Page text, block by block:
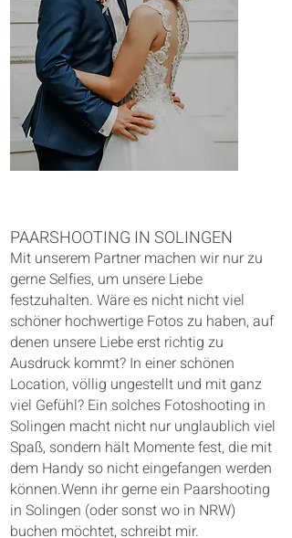
PAARSHOOTING IN SOLINGEN
Mit unserem Partner machen wir nur zu
gerne Selfies, um unsere Liebe
festzuhalten. Wäre es nicht nicht viel
schöner hochwertige Fotos zu haben, auf
denen unsere Liebe erst richtig zu
Ausdruck kommt? In einer schönen
Location, völlig ungestellt und mit ganz
viel Gefühl? Ein solches Fotoshooting in
Solingen macht nicht nur unglaublich viel
Spaß, sondern hält Momente fest, die mit
dem Handy so nicht eingefangen werden
können.Wenn ihr gerne ein Paarshooting
in Solingen (oder sonst wo in NRW)
buchen möchtet, schreibt mir.